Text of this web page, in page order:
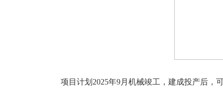
项目计划2025年9月机械竣工，建成投产后，可